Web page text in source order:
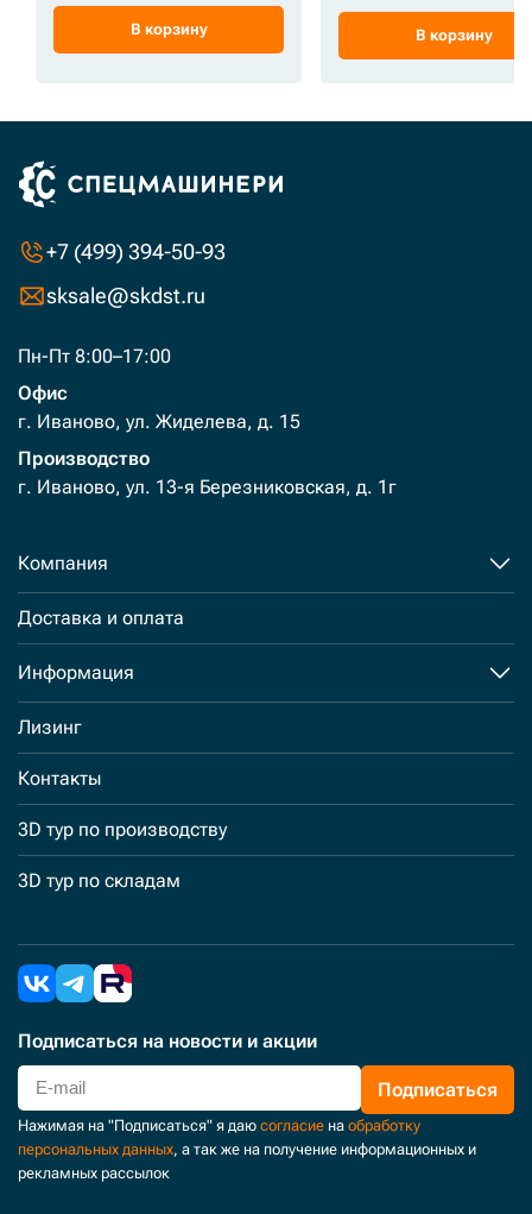
В корзину В корзину
+7 (499) 394-50-93
sksale@skdst.ru
Пн-Пт 8:00–17:00
Офис
г. Иваново, ул. Жиделева, д. 15
Производство
г. Иваново, ул. 13-я Березниковская, д. 1г
Компания
Доставка и оплата
Информация
Лизинг
Контакты
3D тур по производству
3D тур по складам
Подписаться на новости и акции
Подписаться
Нажимая на "Подписаться" я даю согласие на обработку
персональных данных, а так же на получение информационных и
рекламных рассылок